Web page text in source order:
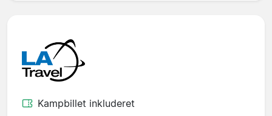
Kampbillet inkluderet